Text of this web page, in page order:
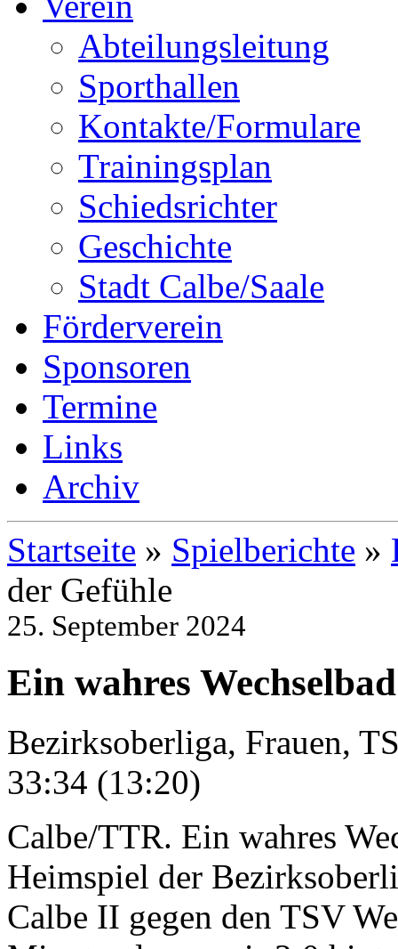
Abteilungsleitung
Sporthallen
Kontakte/Formulare
Trainingsplan
Schiedsrichter
Geschichte
Stadt Calbe/Saale
Förderverein
Sponsoren
Termine
Links
Archiv
Startseite » Spielberichte »
der Gefühle
25. September 2024
Ein wahres
Bezirksoberliga, Frauen,
33:34 (13:20)
Calbe/TTR. Ein wahres
Heimspiel der
Calbe II gegen den TSV